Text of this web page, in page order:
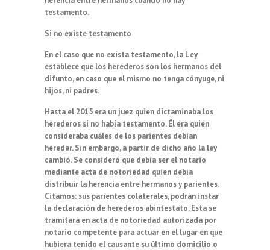
testamento.
Si no existe testamento
En el caso que no exista testamento, la Ley
establece que los herederos son los hermanos del
difunto, en caso que el mismo no tenga cónyuge, ni
hijos, ni padres.
Hasta el 2015 era un juez quien dictaminaba los
herederos si no había testamento. Él era quien
consideraba cuáles de los parientes debían
heredar. Sin embargo, a partir de dicho año la ley
cambió. Se consideró que debía ser el notario
mediante acta de notoriedad quien debía
distribuir la herencia entre hermanos y parientes.
Citamos: sus parientes colaterales, podrán instar
la declaración de herederos abintestato. Esta se
tramitará en acta de notoriedad autorizada por
notario competente para actuar en el lugar en que
hubiera tenido el causante su último domicilio o